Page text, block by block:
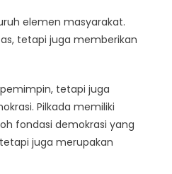
elemen masyarakat.
tetapi juga memberikan
tetapi juga
Pilkada memiliki
fondasi demokrasi yang
juga merupakan